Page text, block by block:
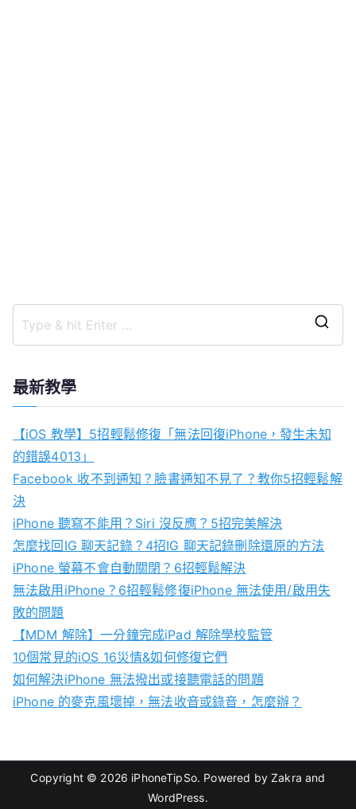
最新教學
【iOS 教學】5招輕鬆修復「無法回復iPhone，發生未知
的錯誤4013」
Facebook 收不到通知？臉書通知不見了？教你5招輕鬆解
決
iPhone 聽寫不能用？Siri 沒反應？5招完美解決
怎麼找回IG 聊天記錄？4招IG 聊天記錄刪除還原的方法
iPhone 螢幕不會自動關閉？6招輕鬆解決
無法啟用iPhone？6招輕鬆修復iPhone 無法使用/啟用失
敗的問題
【MDM 解除】一分鐘完成iPad 解除學校監管
10個常見的iOS 16災情&如何修復它們
如何解決iPhone 無法撥出或接聽電話的問題
iPhone 的麥克風壞掉，無法收音或錄音，怎麼辦？
Copyright © 2026 iPhoneTipSo. Powered byZakra and
WordPress.